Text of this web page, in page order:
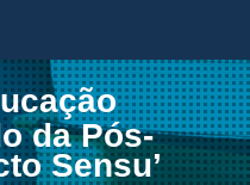
da Pós-
Sensu’